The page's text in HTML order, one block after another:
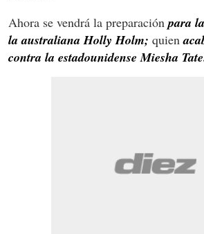
Ahora se vendrá la preparación para
la australiana Holly Holm; quien
contra la estadounidense Miesha